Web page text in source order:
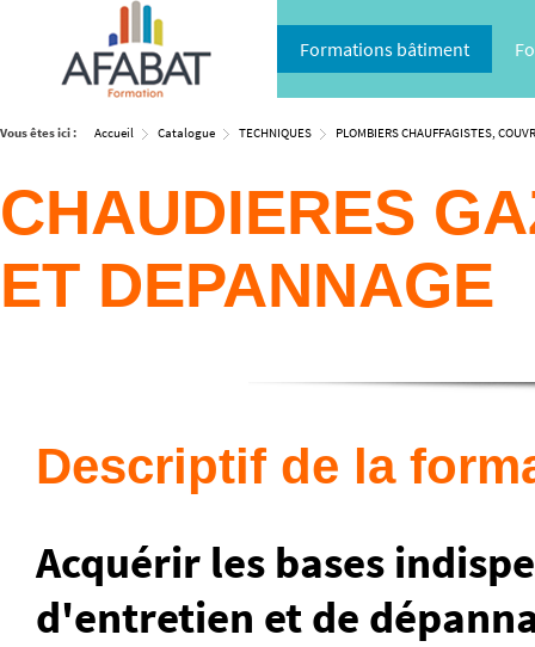
Formations bâtiment
Vous êtes ici : Accueil Catalogue TECHNIQUES PLOMBIERS CHAUFFAGISTES,
CHAUDIERES
ET DEPANNAGE
Descriptif de la
Acquérir les bases
d'entretien et de